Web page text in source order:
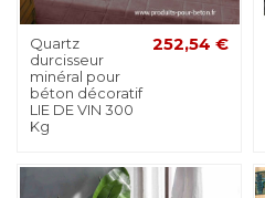
Quartz
durcisseur
minéral pour
béton décoratif
LIE DE VIN 300
Kg
252,54 €